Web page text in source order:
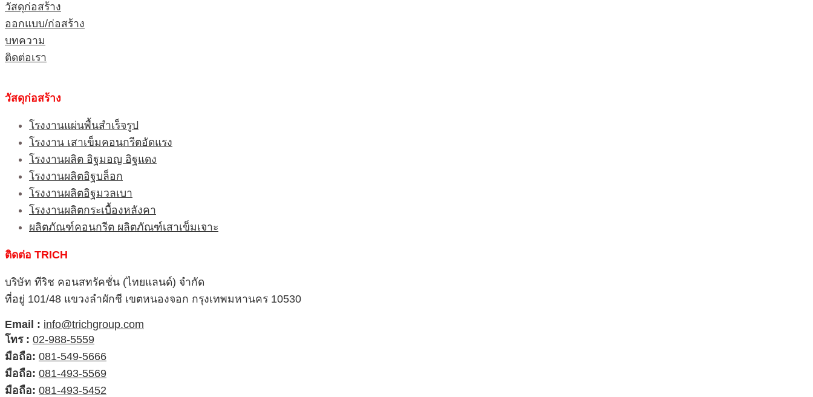
วัสดุก่อสร้าง
ออกแบบ/ก่อสร้าง
บทความ
ติดต่อเรา
วัสดุก่อสร้าง
โรงงานแผ่นพื้นสำเร็จรูป
โรงงาน เสาเข็มคอนกรีตอัดแรง
โรงงานผลิต อิฐมอญ อิฐแดง
โรงงานผลิตอิฐบล็อก
โรงงานผลิตอิฐมวลเบา
โรงงานผลิตกระเบื้องหลังคา
ผลิตภัณฑ์คอนกรีต ผลิตภัณฑ์เสาเข็มเจาะ
ติดต่อ TRICH
บริษัท ทีริช คอนสทรัคชั่น (ไทยแลนด์) จำกัด
ที่อยู่ 101/48 แขวงลำผักชี เขตหนองจอก กรุงเทพมหานคร 10530
Email : info@trichgroup.com
โทร : 02-988-5559
มือถือ: 081-549-5666
มือถือ: 081-493-5569
มือถือ: 081-493-5452